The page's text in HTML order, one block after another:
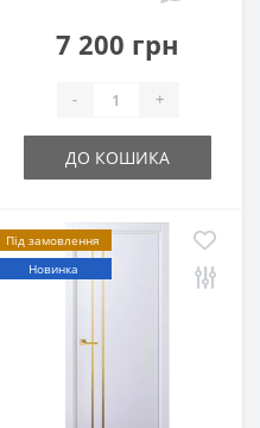
7 200 грн
- +
ДО КОШИКА
Під замовлення
Новинка